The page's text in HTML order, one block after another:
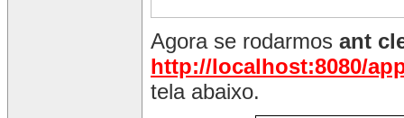
Agora se rodarmos ant
http://localhost:8080/
tela abaixo.